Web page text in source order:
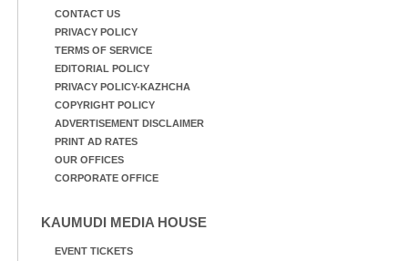
CONTACT US
PRIVACY POLICY
TERMS OF SERVICE
EDITORIAL POLICY
PRIVACY POLICY-KAZHCHA
COPYRIGHT POLICY
ADVERTISEMENT DISCLAIMER
PRINT AD RATES
OUR OFFICES
CORPORATE OFFICE
KAUMUDI MEDIA HOUSE
EVENT TICKETS